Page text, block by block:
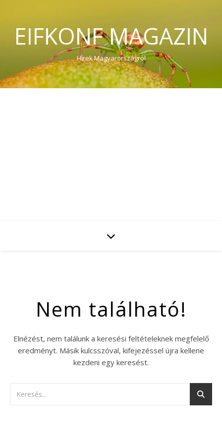
EIFKONF MAGAZIN
Hírek Magyarországról
Nem található!
Elnézést, nem találunk a keresési feltételeknek megfelelő
eredményt. Másik kulcsszóval, kifejezéssel újra kellene
kezdeni egy keresést.